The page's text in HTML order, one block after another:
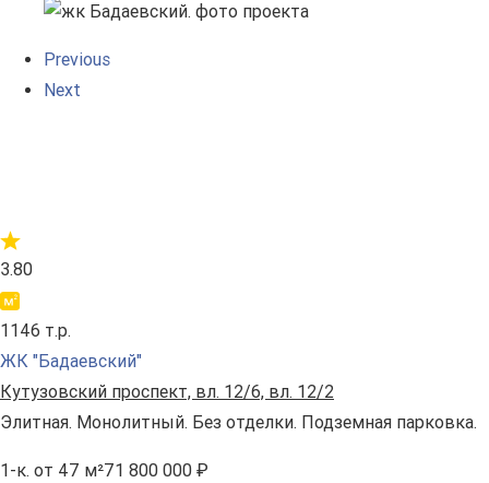
Previous
Next
3.80
1146 т.р.
ЖК "Бадаевский"
Кутузовский проспект, вл. 12/6, вл. 12/2
Элитная. Монолитный. Без отделки. Подземная парковка.
1-к. от 47 м²71 800 000 ₽